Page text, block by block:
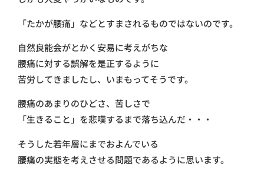
「たかが腰痛」などとすまされるものではないのです。
自然良能会がとかく安易に考えがちな
腰痛に対する誤解を是正するように
苦労してきましたし、いまもってそうです。
腰痛のあまりのひどさ、苦しさで
「生きること」を悲嘆するまで落ち込んだ・・・
そうした若年層にまでおよんでいる
腰痛の実態を考えさせる問題であるように思います。